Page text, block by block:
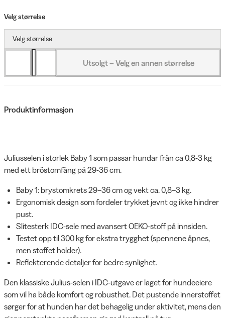
Velg størrelse
Velg størrelse
Utsolgt – Velg en annen størrelse
Produktinformasjon
Juliusselen i storlek Baby 1 som passar hundar från ca 0,8-3 kg
med ett bröstomfång på 29-36 cm.
Baby 1: brystomkrets 29–36 cm og vekt ca. 0,8–3 kg.
Ergonomisk design som fordeler trykket jevnt og ikke hindrer
pust.
Slitesterk IDC-sele med avansert OEKO-stoff på innsiden.
Testet opp til 300 kg for ekstra trygghet (spennene åpnes,
men stoffet holder).
Reflekterende detaljer for bedre synlighet.
Den klassiske Julius-selen i IDC-utgave er laget for hundeeiere
som vil ha både komfort og robusthet. Det pustende innerstoffet
sørger for at hunden har det behagelig under aktivitet, mens den